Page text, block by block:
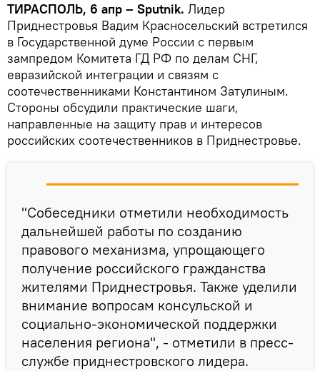
ТИРАСПОЛЬ, 6 апр – Sputnik. Лидер
Приднестровья Вадим Красносельский встретился
в Государственной думе России с первым
зампредом Комитета ГД РФ по делам СНГ,
евразийской интеграции и связям с
соотечественниками Константином Затулиным.
Стороны обсудили практические шаги,
направленные на защиту прав и интересов
российских соотечественников в Приднестровье.
"Собеседники отметили необходимость
дальнейшей работы по созданию
правового механизма, упрощающего
получение российского гражданства
жителями Приднестровья. Также уделили
внимание вопросам консульской и
социально-экономической поддержки
населения региона", - отметили в пресс-
службе приднестровского лидера.